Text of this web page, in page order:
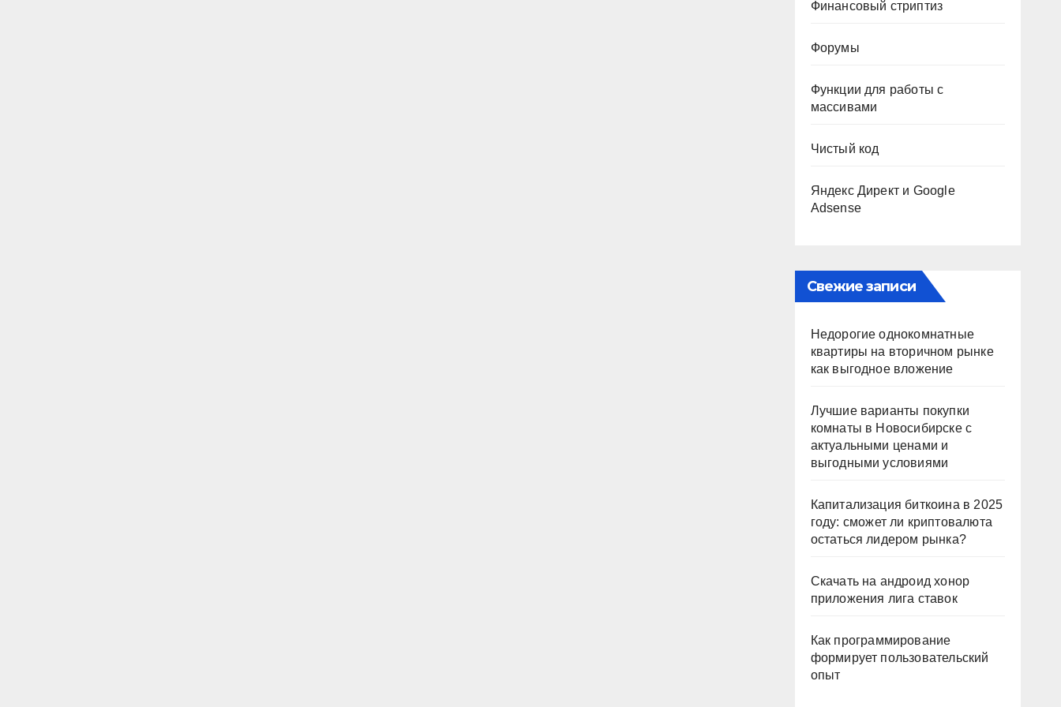
Финансовый стриптиз
Форумы
Функции для работы с
массивами
Чистый код
Яндекс Директ и Google
Adsense
Свежие записи
Недорогие однокомнатные
квартиры на вторичном рынке
как выгодное вложение
Лучшие варианты покупки
комнаты в Новосибирске с
актуальными ценами и
выгодными условиями
Капитализация биткоина в 2025
году: сможет ли криптовалюта
остаться лидером рынка?
Скачать на андроид хонор
приложения лига ставок
Как программирование
формирует пользовательский
опыт